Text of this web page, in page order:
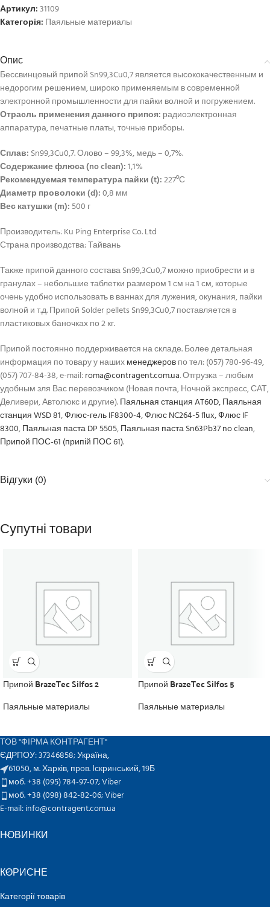
Артикул:31109
Категорія: Паяльные материалы
Опис
Бессвинцовый припой Sn99,3Cu0,7 является высококачественным и
недорогим решением, широко применяемым в современной
электронной промышленности для пайки волной и погружением.
Отрасль применения данного припоя: радиоэлектронная
аппаратура, печатные платы, точные приборы.
Сплав: Sn99,3Cu0,7. Олово – 99,3%, медь – 0,7%.
Содержание флюса (no clean):1,1%
Рекомендуемая температура пайки (t):227ºС
Диаметр проволоки (d):0,8 мм
Вес катушки (m): 500 г
Производитель: Ku Ping Enterprise Co. Ltd
Страна производства: Тайвань
Также припой данного состава Sn99,3Cu0,7 можно приобрести и в
гранулах – небольшие таблетки размером 1 см на 1 см, которые
очень удобно использовать в ваннах для лужения, окунания, пайки
волной и т.д. Припой Solder pellets Sn99,3Cu0,7 поставляется в
пластиковых баночках по 2 кг.
Припой постоянно поддерживается на складе. Более детальная
информация по товару у нашихменеджеровпо тел: (057) 780-96-49,
(057) 707-84-38, e-mail:roma@contragent.com.ua. Отгрузка – любым
удобным зля Вас перевозчиком (Новая почта, Ночной экспресс, САТ,
Деливери, Автолюкс и другие).Паяльная станция AT60D,Паяльная
станция WSD 81,Флюс-гель IF8300-4,Флюс NC264-5 flux,Флюс IF
8300,Паяльная паста DP 5505,Паяльная паста Sn63Pb37 no clean,
Припой ПОС-61 (припій ПОС 61).
Відгуки (0)
Супутні товари
Припой BrazeTec Silfos 2
Паяльные материалы
Припой BrazeTec Silfos 5
Паяльные материалы
ТОВ "ФІРМА КОНТРАГЕНТ"
ЄДРПОУ: 37346858; Україна,
61050, м. Харків, пров. Іскринський, 19Б
моб. +38 (095) 784-97-07;Viber
моб. +38 (098) 842-82-06;Viber
E-mail: info@contragent.com.ua
НОВИНКИ
КОРИСНЕ
Категорії товарів